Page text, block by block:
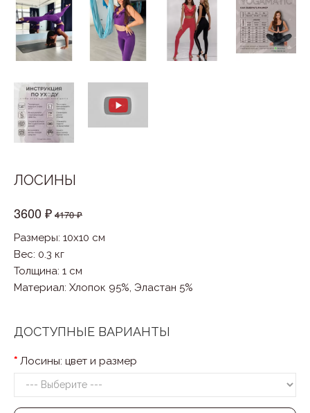
ЛОСИНЫ
3600 ₽ 4170 ₽
Размеры: 10x10 см
Вес: 0.3 кг
Толщина: 1 см
Материал: Хлопок 95%, Эластан 5%
ДОСТУПНЫЕ ВАРИАНТЫ
Лосины: цвет и размер